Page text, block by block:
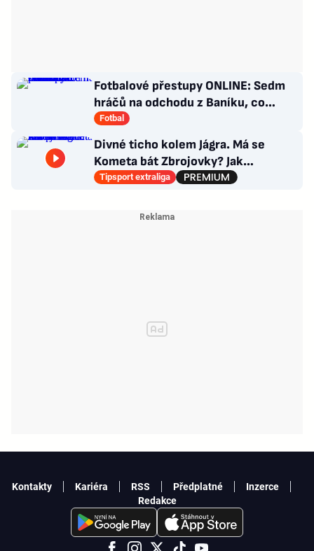
Fotbalové přestupy ONLINE: Sedm
hráčů na odchodu z Baníku, co
situace kolem Nombila?
Fotbal
Divné ticho kolem Jágra. Má se
Kometa bát Zbrojovky? Jak
poskládat Pardubice
Tipsport extraliga
Kontakty Kariéra RSS Předplatné
Inzerce
Redakce